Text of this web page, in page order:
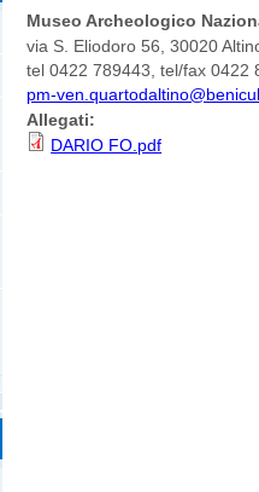
Museo Archeologico
via S. Eliodoro 56, 30020
tel 0422 789443, tel/fax 0422
pm-
Allegati:
DARIO FO.pdf